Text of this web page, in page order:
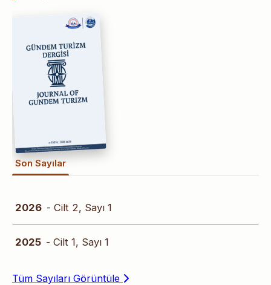
Son Sayılar
2026 - Cilt 2, Sayı 1
2025 - Cilt 1, Sayı 1
Tüm Sayıları Görüntüle